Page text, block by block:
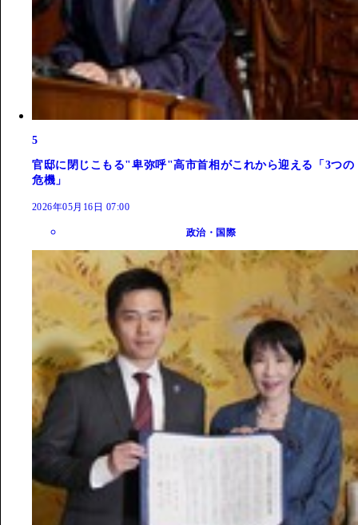
5
官邸に閉じこもる"卑弥呼"高市首相がこれから迎える「3つの
危機」
2026年05月16日 07:00
政治・国際